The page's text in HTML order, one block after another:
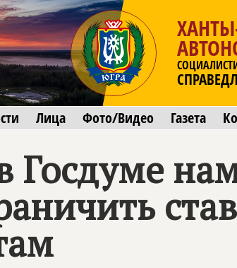
Лица Фото/Видео Газета
Госдуме